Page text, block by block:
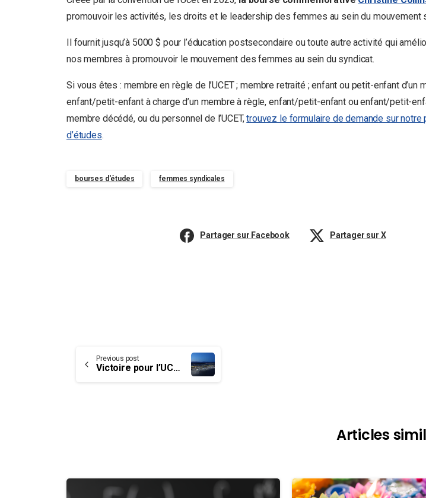
promouvoir les activités, les droits et le leadership des femmes au sein du mouvement
Il fournit jusqu’à 5000 $ pour l’éducation postsecondaire ou toute autre activité qui
nos membres à promouvoir le mouvement des femmes au sein du syndicat.
Si vous êtes : membre en règle de l’UCET ; membre retraité ; enfant ou petit-enfant d’un
enfant/petit-enfant à charge d’un membre à règle, enfant/petit-enfant ou enfant/petit-
membre décédé, ou du personnel de l’UCET,trouvez le formulaire de demande sur notre
d’études.
bourses d'études femmes syndicales
Partager sur Facebook Partager sur X
Continue
Previous post
Victoire pour l’UCET sur les horaires des membres pompiers
Articles